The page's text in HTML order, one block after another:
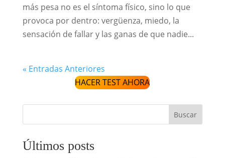
más pesa no es el síntoma físico, sino lo que
provoca por dentro: vergüenza, miedo, la
sensación de fallar y las ganas de que nadie...
« Entradas Anteriores
HACER TEST AHORA
Buscar
Últimos posts